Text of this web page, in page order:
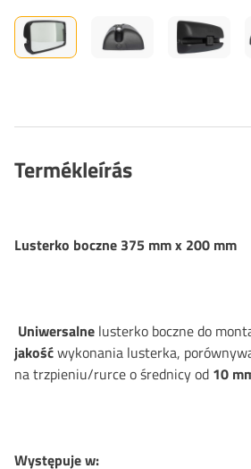
Termékleírás
Lusterko boczne 375 mm x 200 mm
Uniwersalne lusterko boczne do
jakośćwykonania lusterka,
na trzpieniu/rurce o średnicy od 10
Występuje w: